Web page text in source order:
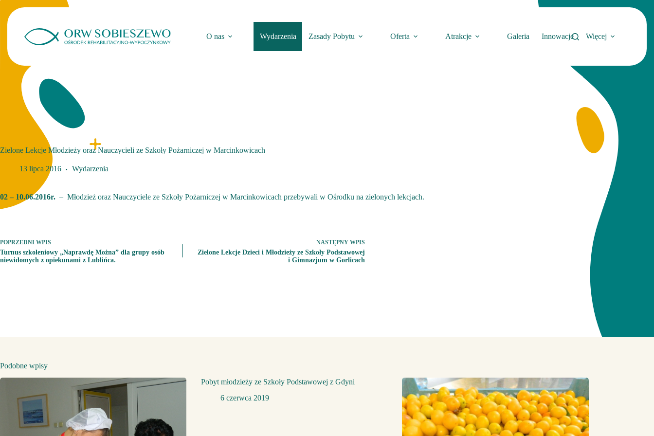
Przejdź
treści
O nas
Wydarzenia Zasady Pobytu Oferta Atrakcje Galeria Innowacje Więcej
Zielone Lekcje Młodzieży oraz Nauczycieli ze Szkoły Pożarniczej w Marcinkowicach
13 lipca 2016 Wydarzenia
02 – 10.06.2016r. – Młodzież oraz Nauczyciele ze Szkoły Pożarniczej w Marcinkowicach przebywali w Ośrodku na zielonych lekcjach.
POPRZEDNI WPIS
Turnus szkoleniowy „Naprawdę Można” dla grupy osób
niewidomych z opiekunami z Lublińca.
NASTĘPNY WPIS
Zielone Lekcje Dzieci i Młodzieży ze Szkoły Podstawowej
i Gimnazjum w Gorlicach
Podobne wpisy
Pobyt młodzieży ze Szkoły Podstawowej z Gdyni
6 czerwca 2019